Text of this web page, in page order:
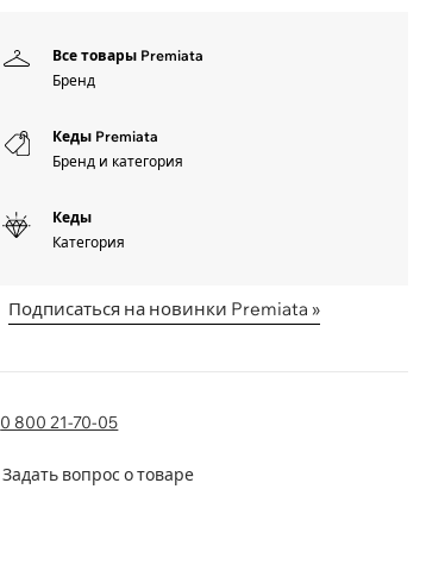
Все товары Premiata
Бренд
Кеды Premiata
Бренд и категория
Кеды
Категория
Подписаться на новинки Premiata »
0 800 21-70-05
Задать вопрос о товаре